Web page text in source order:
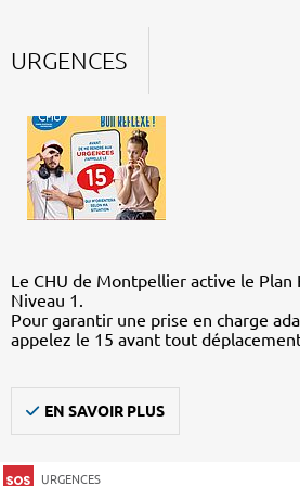
URGENCES
Le CHU de Montpellier active le Plan
Niveau 1.
Pour garantir une prise en charge
appelez le 15 avant tout
EN SAVOIR PLUS
URGENCES